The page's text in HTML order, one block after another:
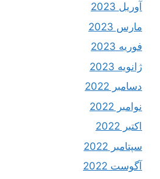
آوریل 2023
مارس 2023
فوریه 2023
ژانویه 2023
دسامبر 2022
نوامبر 2022
اکتبر 2022
سپتامبر 2022
آگوست 2022